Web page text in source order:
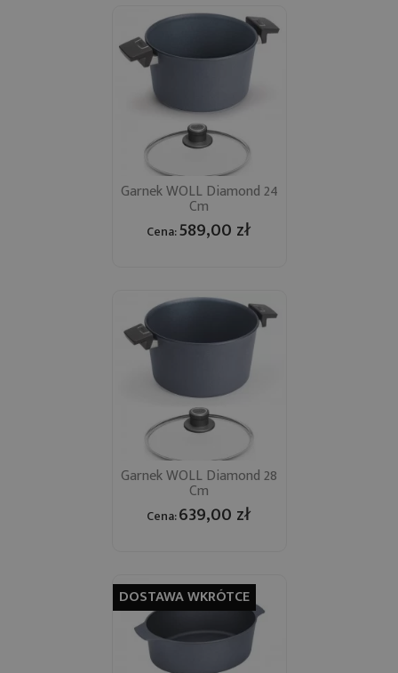
Garnek WOLL Diamond 24
Cm
Cena:589,00 zł
Garnek WOLL Diamond 28
Cm
Cena:639,00 zł
DOSTAWA WKRÓTCE